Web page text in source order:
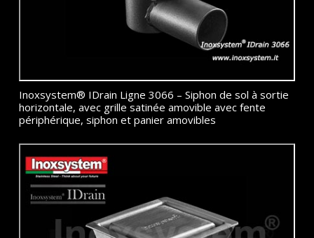
Inoxsystem® IDrain Ligne 3066 – Siphon de sol à sortie
horizontale, avec grille satinée amovible avec fente
périphérique, siphon et panier amovibles